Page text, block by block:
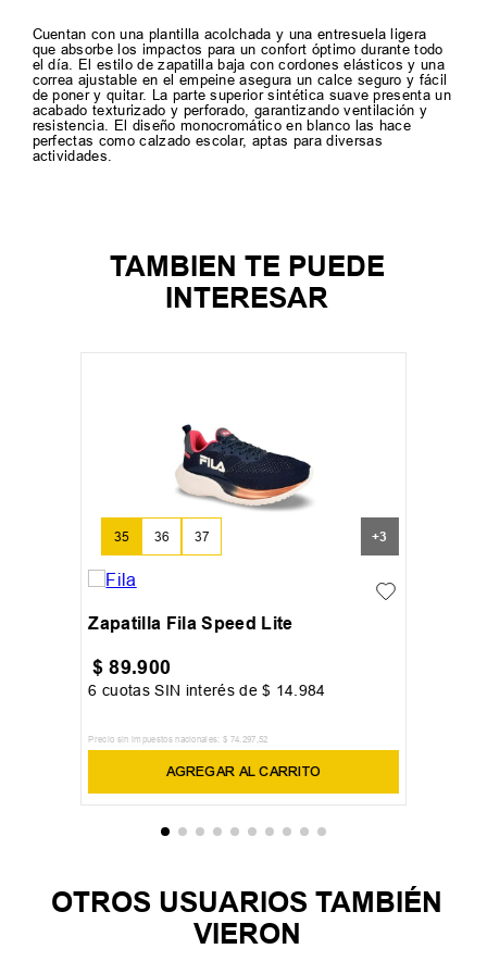
Cuentan con una plantilla acolchada y una entresuela ligera
que absorbe los impactos para un confort óptimo durante todo
el día. El estilo de zapatilla baja con cordones elásticos y una
correa ajustable en el empeine asegura un calce seguro y fácil
de poner y quitar. La parte superior sintética suave presenta un
acabado texturizado y perforado, garantizando ventilación y
resistencia. El diseño monocromático en blanco las hace
perfectas como calzado escolar, aptas para diversas
actividades.
TAMBIEN TE PUEDE
INTERESAR
35 36 37 +3
Zapatilla Fila Speed Lite
$ 89.900
6 cuotas SIN interés de$ 14.984
Precio sin impuestos nacionales: $ 74.297 ,52
AGREGAR AL CARRITO
OTROS USUARIOS TAMBIÉN
VIERON